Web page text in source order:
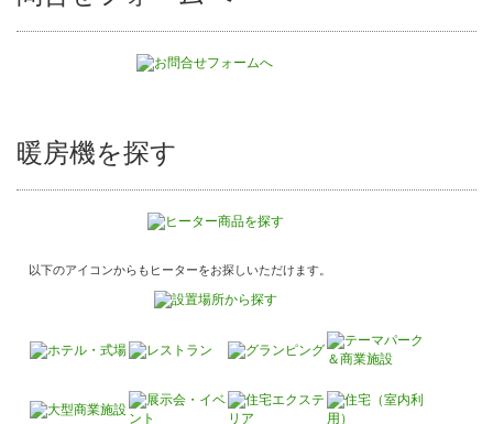
暖房機を探す
以下のアイコンからもヒーターをお探しいただけます。